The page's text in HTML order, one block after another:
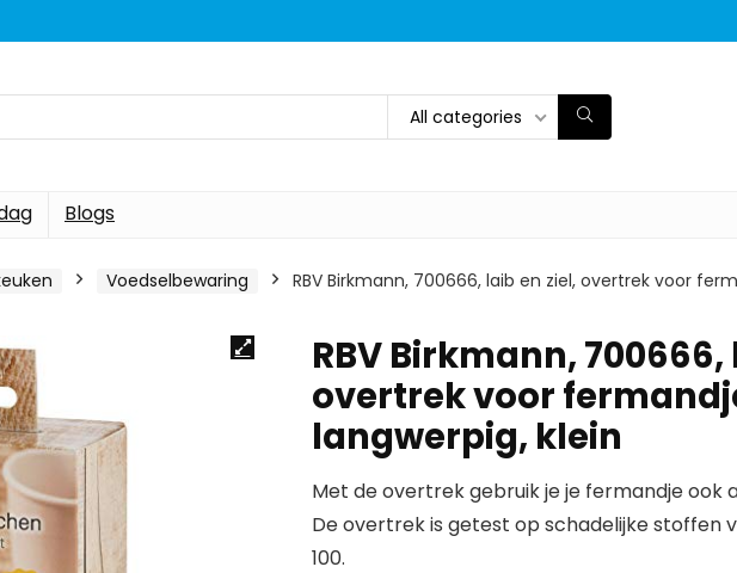
All categories
Blogs
Voedselbewaring RBV Birkmann, 700666, laib en ziel, overtrek voor
RBV Birkmann,
overtrek voor
langwerpig, klein
Met de overtrek gebruik je je fermandje ook
De overtrek is getest op schadelijke stoffen
100.